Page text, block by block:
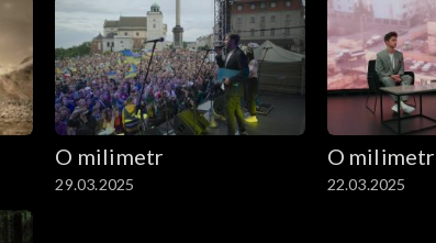
O milimetr
29.03.2025
O milimetr
22.03.2025